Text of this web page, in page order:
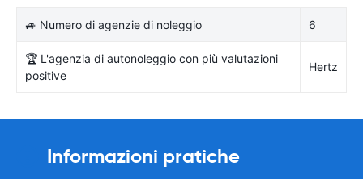
🚙 Numero di agenzie di noleggio 6
🏆 L'agenzia di autonoleggio con più valutazioni
positive
Hertz
Informazioni pratiche